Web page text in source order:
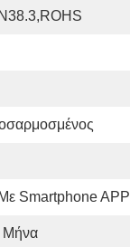
Smartphone APP
Μήνα